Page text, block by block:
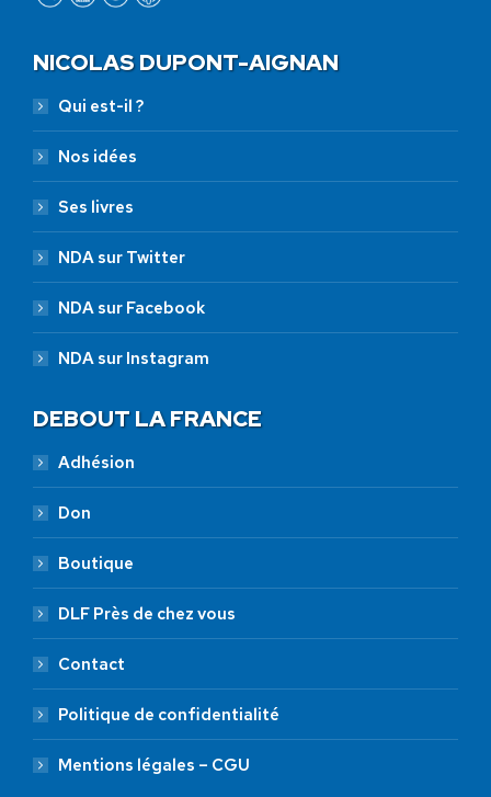
NICOLAS DUPONT-AIGNAN
Qui est-il ?
Nos idées
Ses livres
NDA sur Twitter
NDA sur Facebook
NDA sur Instagram
DEBOUT LA FRANCE
Adhésion
Don
Boutique
DLF Près de chez vous
Contact
Politique de confidentialité
Mentions légales – CGU